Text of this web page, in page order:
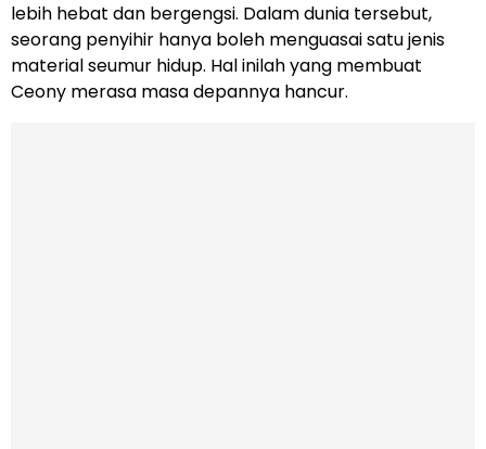
lebih hebat dan bergengsi. Dalam dunia tersebut,
seorang penyihir hanya boleh menguasai satu jenis
material seumur hidup. Hal inilah yang membuat
Ceony merasa masa depannya hancur.